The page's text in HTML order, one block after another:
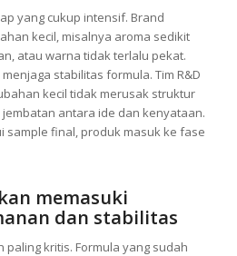
yang cukup intensif. Brand
kecil, misalnya aroma sedikit
atau warna tidak terlalu pekat.
stabilitas formula. Tim R&D
kecil tidak merusak struktur
antara ide dan kenyataan.
sample final, produk masuk ke fase
memasuki
dan stabilitas
paling kritis. Formula yang sudah